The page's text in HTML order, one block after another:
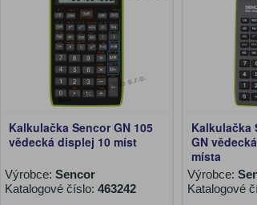
Kalkulačka Sencor GN 105
vědecká displej 10 míst
Výrobce: Sencor
Katalogové číslo: 463242
Kalkulačka
GN
místa
Výrobce:
Katalogové